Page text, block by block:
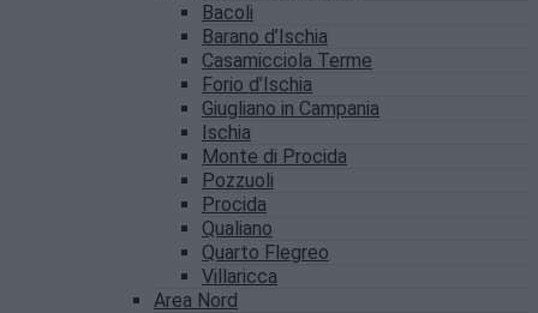
Bacoli
Barano d’Ischia
Casamicciola Terme
Forio d’Ischia
Giugliano in Campania
Ischia
Monte di Procida
Pozzuoli
Procida
Qualiano
Quarto Flegreo
Villaricca
Area Nord